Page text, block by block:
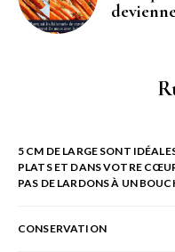
5 CM DE LARGE SONT
PLATS ET DANS VOTRE
PAS DE LARDONS À UN
CONSERVATION